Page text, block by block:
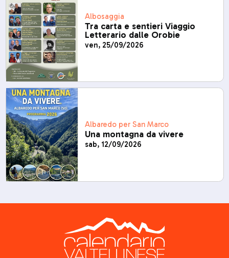
Albosaggia
Tra carta e sentieri Viaggio
Letterario dalle Orobie
ven, 25/09/2026
Albaredo per San Marco
Una montagna da vivere
sab, 12/09/2026